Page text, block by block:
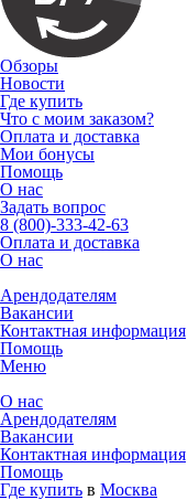
Обзоры
Новости
Где купить
Что с моим заказом?
Оплата и доставка
Мои бонусы
Помощь
О нас
Задать вопрос
8 (800)-333-42-63
Оплата и доставка
О нас
Арендодателям
Вакансии
Контактная информация
Помощь
Меню
О нас
Арендодателям
Вакансии
Контактная информация
Помощь
Где купить в Москва